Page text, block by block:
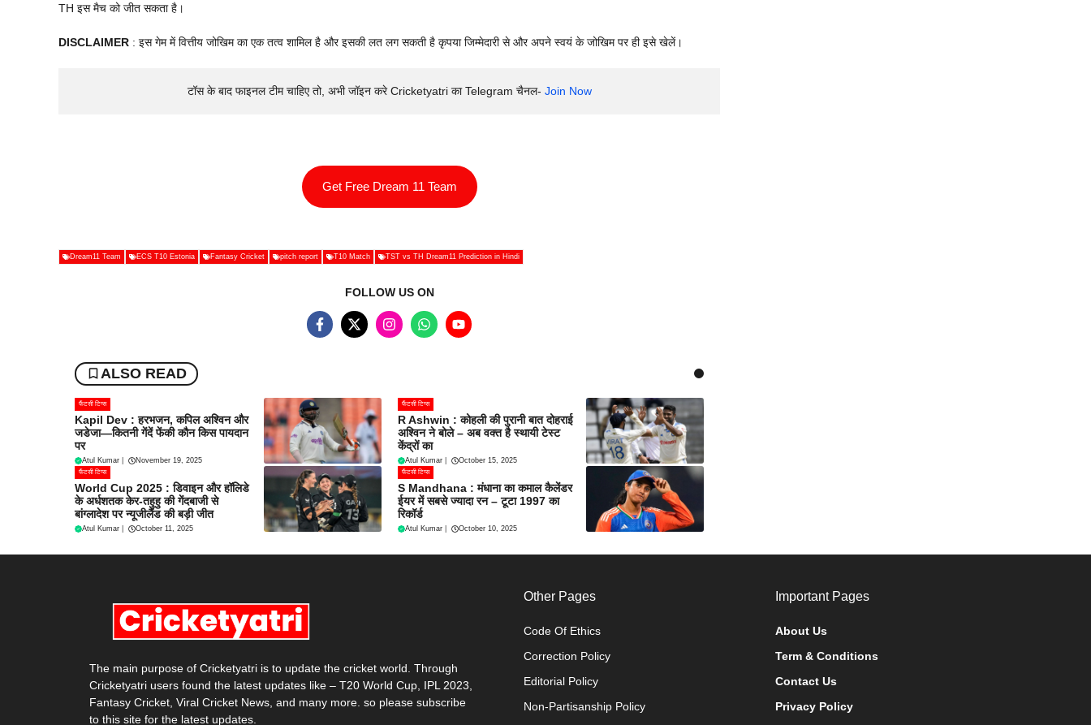
TH इस मैच को जीत सकता है।
DISCLAIMER : इस गेम में वित्तीय जोखिम का एक तत्व शामिल है और इसकी लत लग सकती है कृपया जिम्मेदारी से और अपने स्वयं के जोखिम पर ही इसे खेलें।
टॉस के बाद फाइनल टीम चाहिए तो, अभी जॉइन करे Cricketyatri का Telegram चैनल- Join Now
Get Free Dream 11 Team
Dream11 Team ECS T10 Estonia Fantasy Cricket pitch report T10 Match TST vs TH Dream11 Prediction in Hindi
FOLLOW US ON
ALSO READ
फैंटसी टिप्स
Kapil Dev : हरभजन, कपिल अश्विन और
जडेजा—कितनी गेंदें फेंकी कौन किस पायदान
पर
Atul Kumar November 19, 2025
फैंटसी टिप्स
R Ashwin : कोहली की पुरानी बात दोहराई
अश्विन ने बोले – अब वक्त है स्थायी टेस्ट
केंद्रों का
Atul Kumar October 15, 2025
फैंटसी टिप्स
World Cup 2025 : डिवाइन और हॉलिडे
के अर्धशतक केर-तहुहु की गेंदबाजी से
बांग्लादेश पर न्यूजीलैंड की बड़ी जीत
Atul Kumar October 11, 2025
फैंटसी टिप्स
S Mandhana : मंधाना का कमाल कैलेंडर
ईयर में सबसे ज्यादा रन – टूटा 1997 का
रिकॉर्ड
Atul Kumar October 10, 2025
The main purpose of Cricketyatri is to update the cricket world. Through
Cricketyatri users found the latest updates like – T20 World Cup, IPL 2023,
Fantasy Cricket, Viral Cricket News, and many more. so please subscribe
to this site for the latest updates.
Other Pages
Code Of Ethics
Correction Policy
Editorial Policy
Non-Partisanship Policy
Important Pages
About Us
Term & Conditions
Contact Us
Privacy Policy